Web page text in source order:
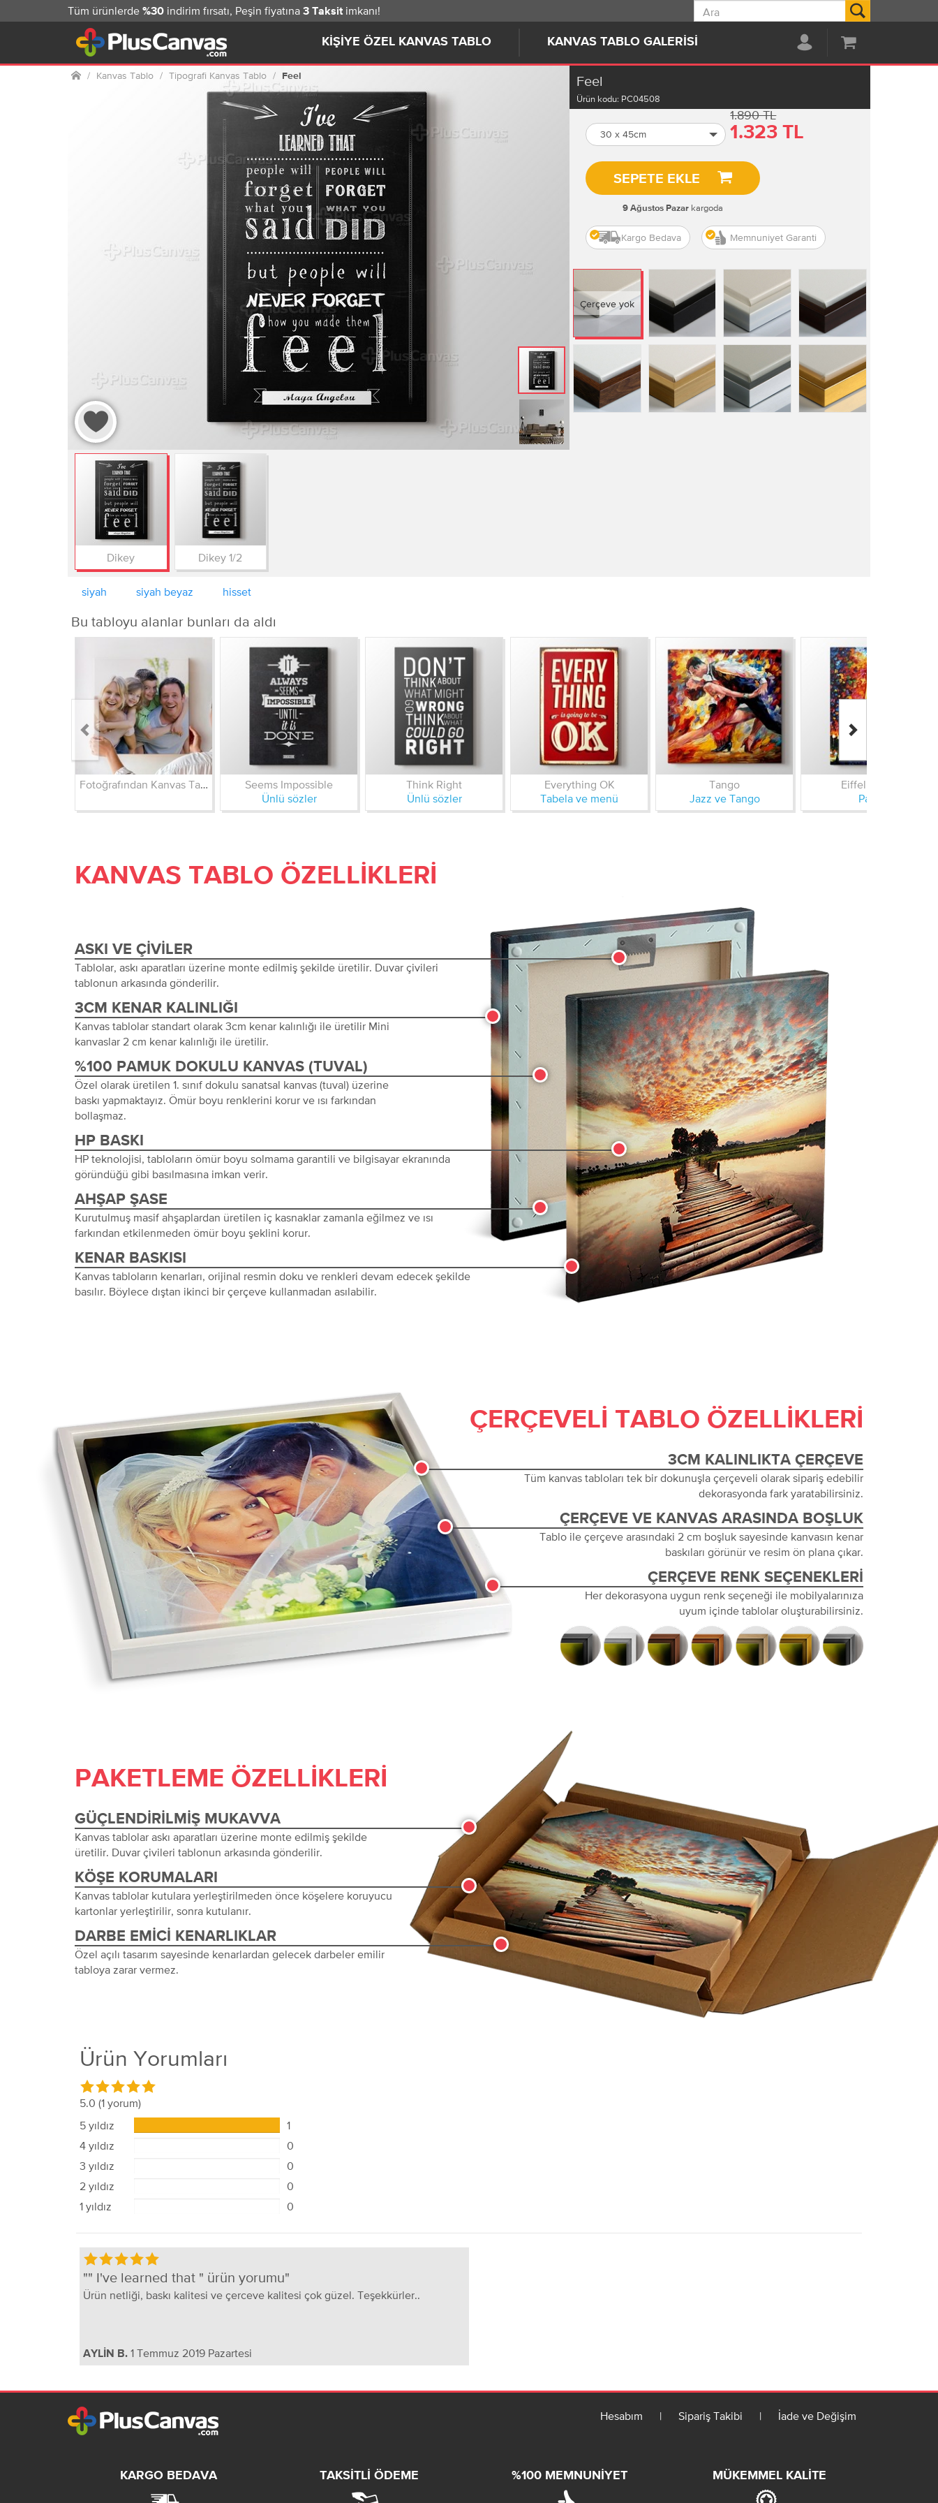
KIŞIYE ÖZEL KANVAS TABLO KANVAS TABLO GALERISI
Tüm ürünlerde %30 indirim fırsatı, Peşin fiyatına 3 Taksit imkanı!
Ana sayfa
Kanvas Tablo Tipografi Kanvas Tablo Feel Feel
Ürün kodu: PC04508
30 x 45cm
1.890 TL
1.323 TL
SEPETE EKLE
9 Ağustos Pazarkargoda
Kargo Bedava Memnuniyet Garanti
Çerçeve yok
Dikey Dikey 1/2
siyah siyah beyaz hisset
Bu tabloyu alanlar bunları da aldı
Seems Impossible
Ünlü sözler
Think Right
Ünlü sözler
Everything OK
Tabela ve menü
Tango
Jazz ve Tango
Eiffel Kulesi
Paris
KANVAS TABLO ÖZELLIKLERI
ASKI VE ÇIVILER
Tablolar, askı aparatları üzerine monte edilmiş şekilde üretilir. Duvar çivileri
tablonun arkasında gönderilir.
3CM KENAR KALINLIĞI
Kanvas tablolar standart olarak 3cm kenar kalınlığı ile üretilir Mini
kanvaslar 2 cm kenar kalınlığı ile üretilir.
%100 PAMUK DOKULU KANVAS (TUVAL)
Özel olarak üretilen 1. sınıf dokulu sanatsal kanvas (tuval) üzerine
baskı yapmaktayız. Ömür boyu renklerini korur ve ısı farkından
bollaşmaz.
HP BASKI
HP teknolojisi, tabloların ömür boyu solmama garantili ve bilgisayar ekranında
göründüğü gibi basılmasına imkan verir.
AHŞAP ŞASE
Kurutulmuş masif ahşaplardan üretilen iç kasnaklar zamanla eğilmez ve ısı
farkından etkilenmeden ömür boyu şeklini korur.
KENAR BASKISI
Kanvas tabloların kenarları, orijinal resmin doku ve renkleri devam edecek şekilde
basılır. Böylece dıştan ikinci bir çerçeve kullanmadan asılabilir.
ÇERÇEVELI TABLO ÖZELLIKLERI
3CM KALINLIKTA ÇERÇEVE
Tüm kanvas tabloları tek bir dokunuşla çerçeveli olarak sipariş edebilir
dekorasyonda fark yaratabilirsiniz.
ÇERÇEVE VE KANVAS ARASINDA BOŞLUK
Tablo ile çerçeve arasındaki 2 cm boşluk sayesinde kanvasın kenar
baskıları görünür ve resim ön plana çıkar.
ÇERÇEVE RENK SEÇENEKLERI
Her dekorasyona uygun renk seçeneği ile mobilyalarınıza
uyum içinde tablolar oluşturabilirsiniz.
PAKETLEME ÖZELLIKLERI
GÜÇLENDIRILMIŞ MUKAVVA
Kanvas tablolar askı aparatları üzerine monte edilmiş şekilde
üretilir. Duvar çivileri tablonun arkasında gönderilir.
KÖŞE KORUMALARI
Kanvas tablolar kutulara yerleştirilmeden önce köşelere koruyucu
kartonlar yerleştirilir, sonra kutulanır.
DARBE EMICI KENARLIKLAR
Özel açılı tasarım sayesinde kenarlardan gelecek darbeler emilir
tabloya zarar vermez.
Ürün Yorumları
5.0 (1 yorum)
5 yıldız
1
4 yıldız
0
3 yıldız
0
2 yıldız
0
1 yıldız
0
" I've learned that " ürün yorumu
Ürün netliği, baskı kalitesi ve çerceve kalitesi çok güzel. Teşekkürler..
AYLİN B. 1 Temmuz 2019 Pazartesi
Hesabım | Sipariş Takibi | İade ve Değişim
KARGO BEDAVA TAKSITLI ÖDEME %100 MEMNUNIYET MÜKEMMEL KALITE